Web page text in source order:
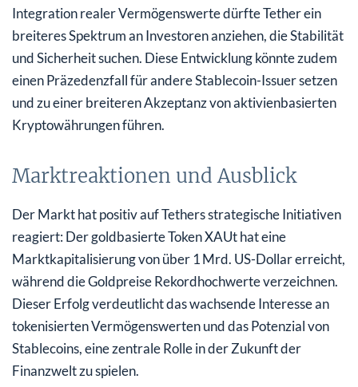
Integration realer Vermögenswerte dürfte Tether ein
breiteres Spektrum an Investoren anziehen, die Stabilität
und Sicherheit suchen. Diese Entwicklung könnte zudem
einen Präzedenzfall für andere Stablecoin-Issuer setzen
und zu einer breiteren Akzeptanz von aktivienbasierten
Kryptowährungen führen.
Marktreaktionen und Ausblick
Der Markt hat positiv auf Tethers strategische Initiativen
reagiert: Der goldbasierte Token XAUt hat eine
Marktkapitalisierung von über 1 Mrd. US-Dollar erreicht,
während die Goldpreise Rekordhochwerte verzeichnen.
Dieser Erfolg verdeutlicht das wachsende Interesse an
tokenisierten Vermögenswerten und das Potenzial von
Stablecoins, eine zentrale Rolle in der Zukunft der
Finanzwelt zu spielen.